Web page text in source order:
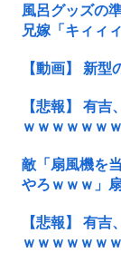
風呂グッズの
兄嫁「キィィ
【動画】 新
【悲報】 有
ｗｗｗｗｗｗ
敵「扇風機を
やろｗｗｗ」
【悲報】 有
ｗｗｗｗｗｗ